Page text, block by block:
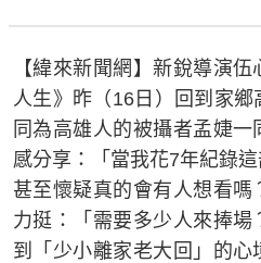
【緯來新聞網】新銳導演
人生》昨（16日）回到家
同為高雄人的被攝者孟婕
感分享：「當我花7年紀錄
甚至懷疑真的會有人想看
力挺：「需要多少人來捧
到「少小離家老大回」的心